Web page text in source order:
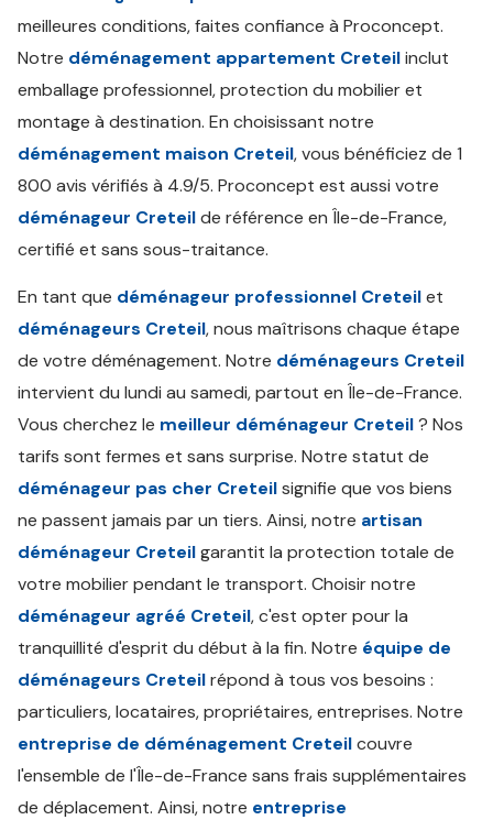
meilleures conditions, faites confiance à Proconcept.
Notre déménagement appartement Creteilinclut
emballage professionnel, protection du mobilier et
montage à destination. En choisissant notre
déménagement maison Creteil, vous bénéficiez de 1
800 avis vérifiés à 4.9/5. Proconcept est aussi votre
déménageur Creteilde référence en Île-de-France,
certifié et sans sous-traitance.
En tant que déménageur professionnel Creteilet
déménageurs Creteil, nous maîtrisons chaque étape
de votre déménagement. Notre déménageurs Creteil
intervient du lundi au samedi, partout en Île-de-France.
Vous cherchez le meilleur déménageur Creteil? Nos
tarifs sont fermes et sans surprise. Notre statut de
déménageur pas cher Creteilsignifie que vos biens
ne passent jamais par un tiers. Ainsi, notre artisan
déménageur Creteilgarantit la protection totale de
votre mobilier pendant le transport. Choisir notre
déménageur agréé Creteil, c'est opter pour la
tranquillité d'esprit du début à la fin. Notre équipe de
déménageurs Creteilrépond à tous vos besoins :
particuliers, locataires, propriétaires, entreprises. Notre
entreprise de déménagement Creteilcouvre
l'ensemble de l'Île-de-France sans frais supplémentaires
de déplacement. Ainsi, notre entreprise